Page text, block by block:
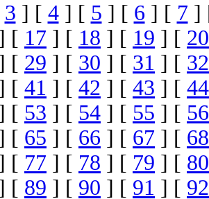
3 ] [ 4] [ 5 ] [ 6 ] [ 7 ]
[ 17 ] [ 18 ] [ 19 ] [ 20
[ 29 ] [ 30 ] [ 31 ] [ 32
[ 41 ] [ 42 ] [ 43 ] [ 44
[ 53 ] [ 54 ] [ 55 ] [ 56
[ 65 ] [ 66 ] [ 67 ] [ 68
[ 77 ] [ 78 ] [ 79 ] [ 80
[ 89 ] [ 90 ] [ 91 ] [ 92